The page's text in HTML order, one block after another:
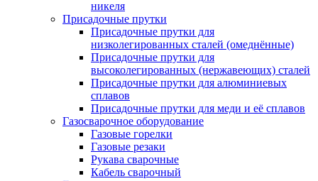
никеля
Присадочные прутки
Присадочные прутки для
низколегированных сталей (омеднённые)
Присадочные прутки для
высоколегированных (нержавеющих) сталей
Присадочные прутки для алюминиевых
сплавов
Присадочные прутки для меди и её сплавов
Газосварочное оборудование
Газовые горелки
Газовые резаки
Рукава сварочные
Кабель сварочный